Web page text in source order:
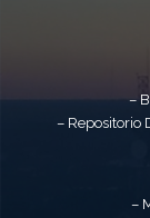
–
– Repositorio
–